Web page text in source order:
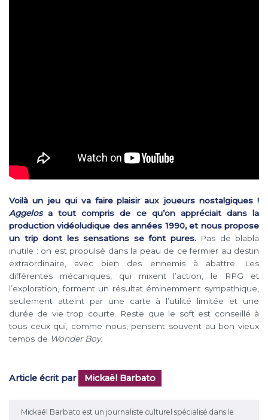
Voilà un jeu qui va faire plaisir aux joueurs nostalgiques !
Aggelosa tout compris de ce qu’on appréciait dans la
production vidéoludique des années 1990, et nous propose
un trip dont les sensations se font pures.Pas de blabla
inutile : on est propulsé dans la peau de ce fermier au destin
extraordinaire, avec bien des ennemis à abattre. Les
différentes mécaniques, qui mixent l’action, le RPG et
l’exploration, forment un résultat éminemment sympathique,
seulement atteint par une carte à l’utilité limitée et une
durée de vie trop courte. Reste que le soft est conseillé à
tous ceux qui, comme nous, pensent souvent au bon vieux
temps de Wonder Boy.
Article écrit par Mickaël Barbato
Mickaël Barbato est un journaliste culturel spécialisé dans le